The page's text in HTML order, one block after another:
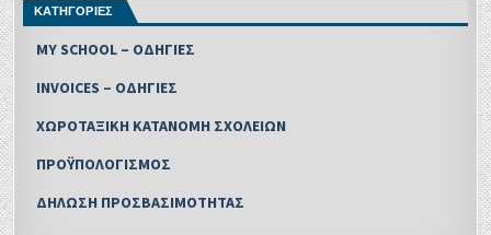
ΚΑΤΗΓΟΡΙΕΣ
MY SCHOOL – ΟΔΗΓΙΕΣ
INVOICES – ΟΔΗΓΙΕΣ
ΧΩΡΟΤΑΞΙΚΗ ΚΑΤΑΝΟΜΗ ΣΧΟΛΕΙΩΝ
ΠΡΟΫΠΟΛΟΓΙΣΜΟΣ
ΔΗΛΩΣΗ ΠΡΟΣΒΑΣΙΜΟΤΗΤΑΣ